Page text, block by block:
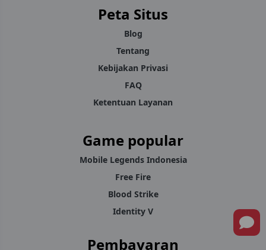
Peta Situs
Blog
Tentang
Kebijakan Privasi
FAQ
Ketentuan Layanan
Game popular
Mobile Legends Indonesia
Free Fire
Blood Strike
Identity V
Pembayaran